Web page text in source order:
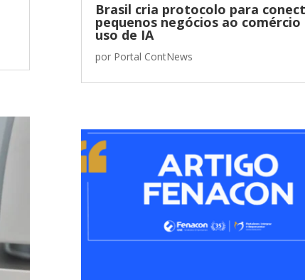
Brasil cria protocolo para
pequenos negócios ao comércio
uso de IA
por Portal ContNews